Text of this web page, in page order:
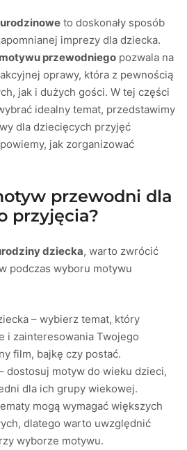
to doskonały sposób
imprezy dla dziecka.
motywu przewodniego pozwala na
oprawy, która z pewnością
jak i dużych gości. W tej części
idealny temat, przedstawimy
dla dziecięcych przyjęć
jak zorganizować
przewodni dla
przyjęcia?
dziecka, warto zwrócić
podczas wyboru motywu
– wybierz temat, który
i zainteresowania Twojego
film, bajkę czy postać.
dostosuj motyw do wieku dzieci,
dla ich grupy wiekowej.
mogą wymagać większych
dlatego warto uwzględnić
wyborze motywu.